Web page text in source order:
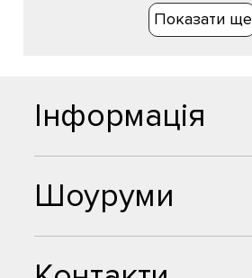
Показати ще
Шоуруми
Інформація